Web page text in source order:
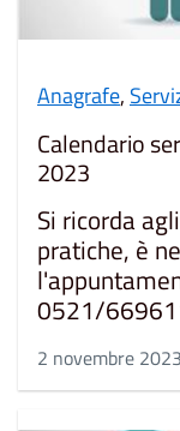
Anagrafe,
Calendario
2023
Si ricorda
pratiche, è
0521/
2 novembre 2023